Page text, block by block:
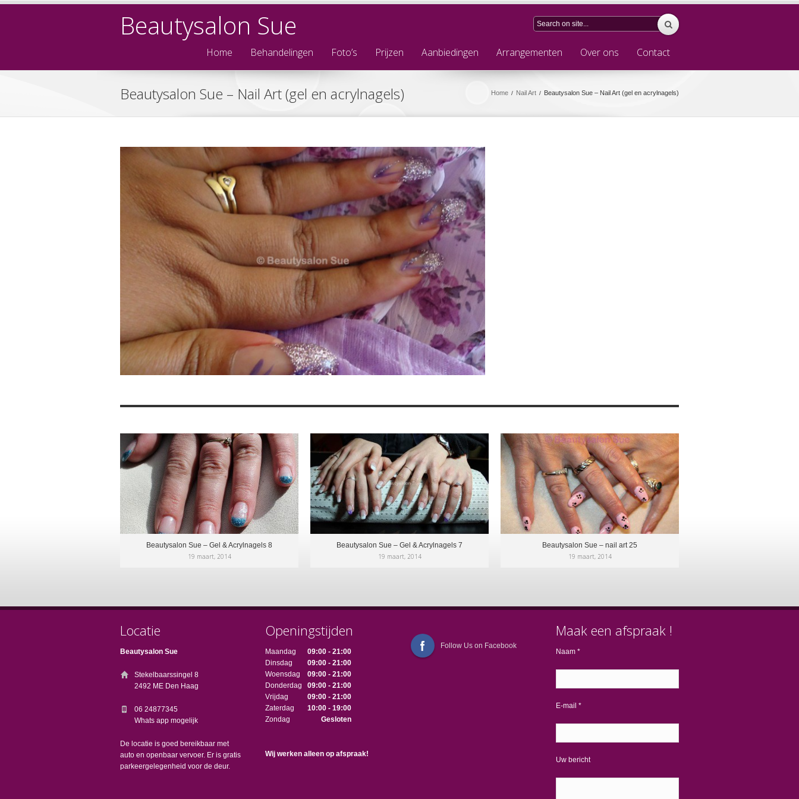
Beautysalon Sue
Home Behandelingen Foto’s Prijzen Aanbiedingen Arrangementen Over ons Contact
Beautysalon Sue – Nail Art (gel en acrylnagels) Home / Nail Art / Beautysalon Sue – Nail Art (gel en acrylnagels)
Beautysalon Sue – Gel & Acrylnagels 8
19 maart, 2014
Beautysalon Sue – Gel & Acrylnagels 7
19 maart, 2014
Beautysalon Sue – nail art 25
19 maart, 2014
Locatie
Beautysalon Sue
Stekelbaarssingel 8
2492 ME Den Haag
06 24877345
Whats app mogelijk
De locatie is goed bereikbaar met
auto en openbaar vervoer. Er is gratis
parkeergelegenheid voor de deur.
Openingstijden
Maandag
09:00 - 21:00
Dinsdag
09:00 - 21:00
Woensdag
09:00 - 21:00
Donderdag
09:00 - 21:00
Vrijdag
09:00 - 21:00
Zaterdag
10:00 - 19:00
Zondag
Gesloten
Wij werken alleen op afspraak!
Follow Us on Facebook
Maak een afspraak !
Naam *
E-mail *
Uw bericht